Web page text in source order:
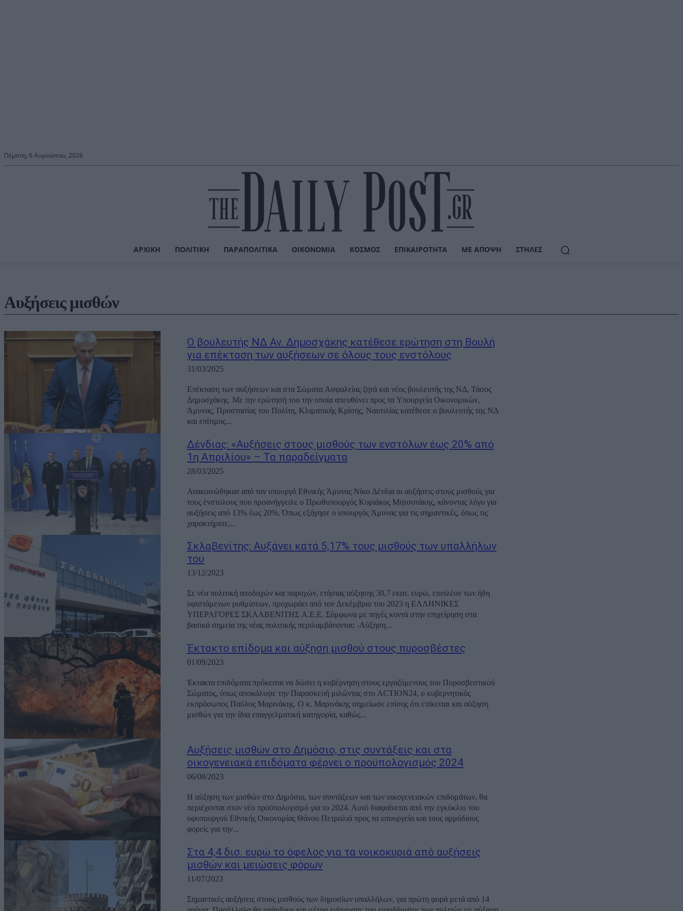
Πέμπτη, 6 Αυγούστου, 2026
ΑΡΧΙΚΉ ΠΟΛΙΤΙΚΉ ΠΑΡΑΠΟΛΙΤΙΚΆ ΟΙΚΟΝΟΜΊΑ ΚΌΣΜΟΣ ΕΠΙΚΑΙΡΌΤΗΤΑ ΜΕ ΆΠΟΨΗ ΣΤΉΛΕΣ
Αυξήσεις μισθών
Ο βουλευτής ΝΔ Αν. Δημοσχάκης κατέθεσε ερώτηση στη Βουλή
για επέκταση των αυξήσεων σε όλους τους ενστόλους
31/03/2025
Επέκταση των αυξήσεων και στα Σώματα Ασφαλείας ζητά και νέος βουλευτής της ΝΔ, Τάσος
Δημοσχάκης. Με την ερώτησή του την οποία απευθύνει προς τα Υπουργεία Οικονομικών,
Άμυνας, Προστασίας του Πολίτη, Κλιματικής Κρίσης, Ναυτιλίας κατέθεσε ο βουλευτής της ΝΔ
και επίτιμος...
Δένδιας: «Αυξήσεις στους μισθούς των ενστόλων έως 20% από
1η Απριλίου» – Τα παραδείγματα
28/03/2025
Ανακοινώθηκαν από τον υπουργό Εθνικής Άμυνας Νίκο Δένδια οι αυξήσεις στους μισθούς για
τους ένστολους που προανήγγειλε ο Πρωθυπουργός Κυριάκος Μητσοτάκης, κάνοντας λόγο για
αυξήσεις από 13% έως 20%. Όπως εξήγησε ο υπουργός Άμυνας για τις σημαντικές, όπως τις
χαρακτήρισε,...
Σκλαβενίτης: Αυξάνει κατά 5,17% τους μισθούς των υπαλλήλων
του
13/12/2023
Σε νέα πολιτική αποδοχών και παροχών, ετήσιας αύξησης 30,7 εκατ. ευρώ, επιπλέον των ήδη
υφιστάμενων ρυθμίσεων, προχωράει από τον Δεκέμβριο του 2023 η ΕΛΛΗΝΙΚΕΣ
ΥΠΕΡΑΓΟΡΕΣ ΣΚΛΑΒΕΝΙΤΗΣ Α.Ε.Ε. Σύμφωνα με πηγές κοντά στην επιχείρηση στα
βασικά σημεία της νέας πολιτικής περιλαμβάνονται: -Αύξηση...
Έκτακτο επίδομα και αύξηση μισθού στους πυροσβέστες
01/09/2023
Έκτακτα επιδόματα πρόκειται να δώσει η κυβέρνηση στους εργαζόμενους του Πυροσβεστικού
Σώματος, όπως αποκάλυψε την Παρασκευή μιλώντας στο ACTION24, ο κυβερνητικός
εκπρόσωπος Παύλος Μαρινάκης. Ο κ. Μαρινάκης σημείωσε επίσης ότι επίκειται και αύξηση
μισθών για την ίδια επαγγελματική κατηγορία, καθώς...
Αυξήσεις μισθών στο Δημόσιο, στις συντάξεις και στα
οικογενειακά επιδόματα φέρνει ο προϋπολογισμός 2024
06/08/2023
Η αύξηση των μισθών στο Δημόσιο, των συντάξεων και των οικογενειακών επιδομάτων, θα
περιέχονται στον νέο προϋπολογισμό για το 2024. Αυτό διαφαίνεται από την εγκύκλιο του
υφυπουργού Εθνικής Οικονομίας Θάνου Πετραλιά προς τα υπουργεία και τους αρμόδιους
φορείς για την...
Στα 4,4 δισ. ευρώ το όφελος για τα νοικοκυριά από αυξήσεις
μισθών και μειώσεις φόρων
11/07/2023
Σημαντικές αυξήσεις στους μισθούς των δημοσίων υπαλλήλων, για πρώτη φορά μετά από 14